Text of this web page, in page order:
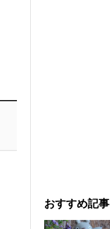
おすすめ記事